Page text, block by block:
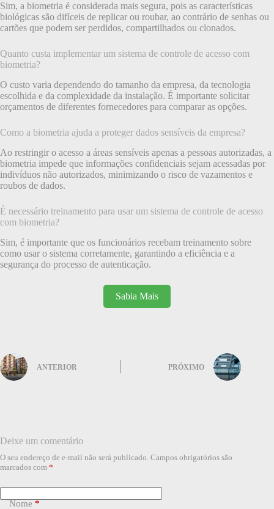
Sim, a biometria é considerada mais segura, pois as características
biológicas são difíceis de replicar ou roubar, ao contrário de senhas ou
cartões que podem ser perdidos, compartilhados ou clonados.
Quanto custa implementar um sistema de controle de acesso com
biometria?
O custo varia dependendo do tamanho da empresa, da tecnologia
escolhida e da complexidade da instalação. É importante solicitar
orçamentos de diferentes fornecedores para comparar as opções.
Como a biometria ajuda a proteger dados sensíveis da empresa?
Ao restringir o acesso a áreas sensíveis apenas a pessoas autorizadas, a
biometria impede que informações confidenciais sejam acessadas por
indivíduos não autorizados, minimizando o risco de vazamentos e
roubos de dados.
É necessário treinamento para usar um sistema de controle de acesso
com biometria?
Sim, é importante que os funcionários recebam treinamento sobre
como usar o sistema corretamente, garantindo a eficiência e a
segurança do processo de autenticação.
Sabia Mais
ANTERIOR PRÓXIMO
Deixe um comentário
O seu endereço de e-mail não será publicado. Campos obrigatórios são
marcados com *
Nome *